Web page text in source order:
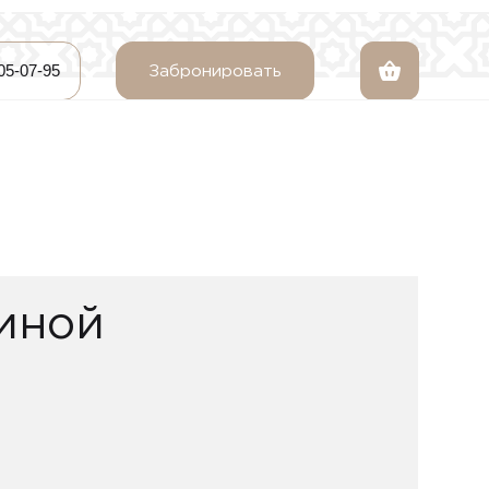
07-95 Забронировать